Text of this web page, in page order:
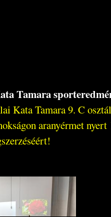
Tamara
Kata Tamara 9. C
aranyérmet